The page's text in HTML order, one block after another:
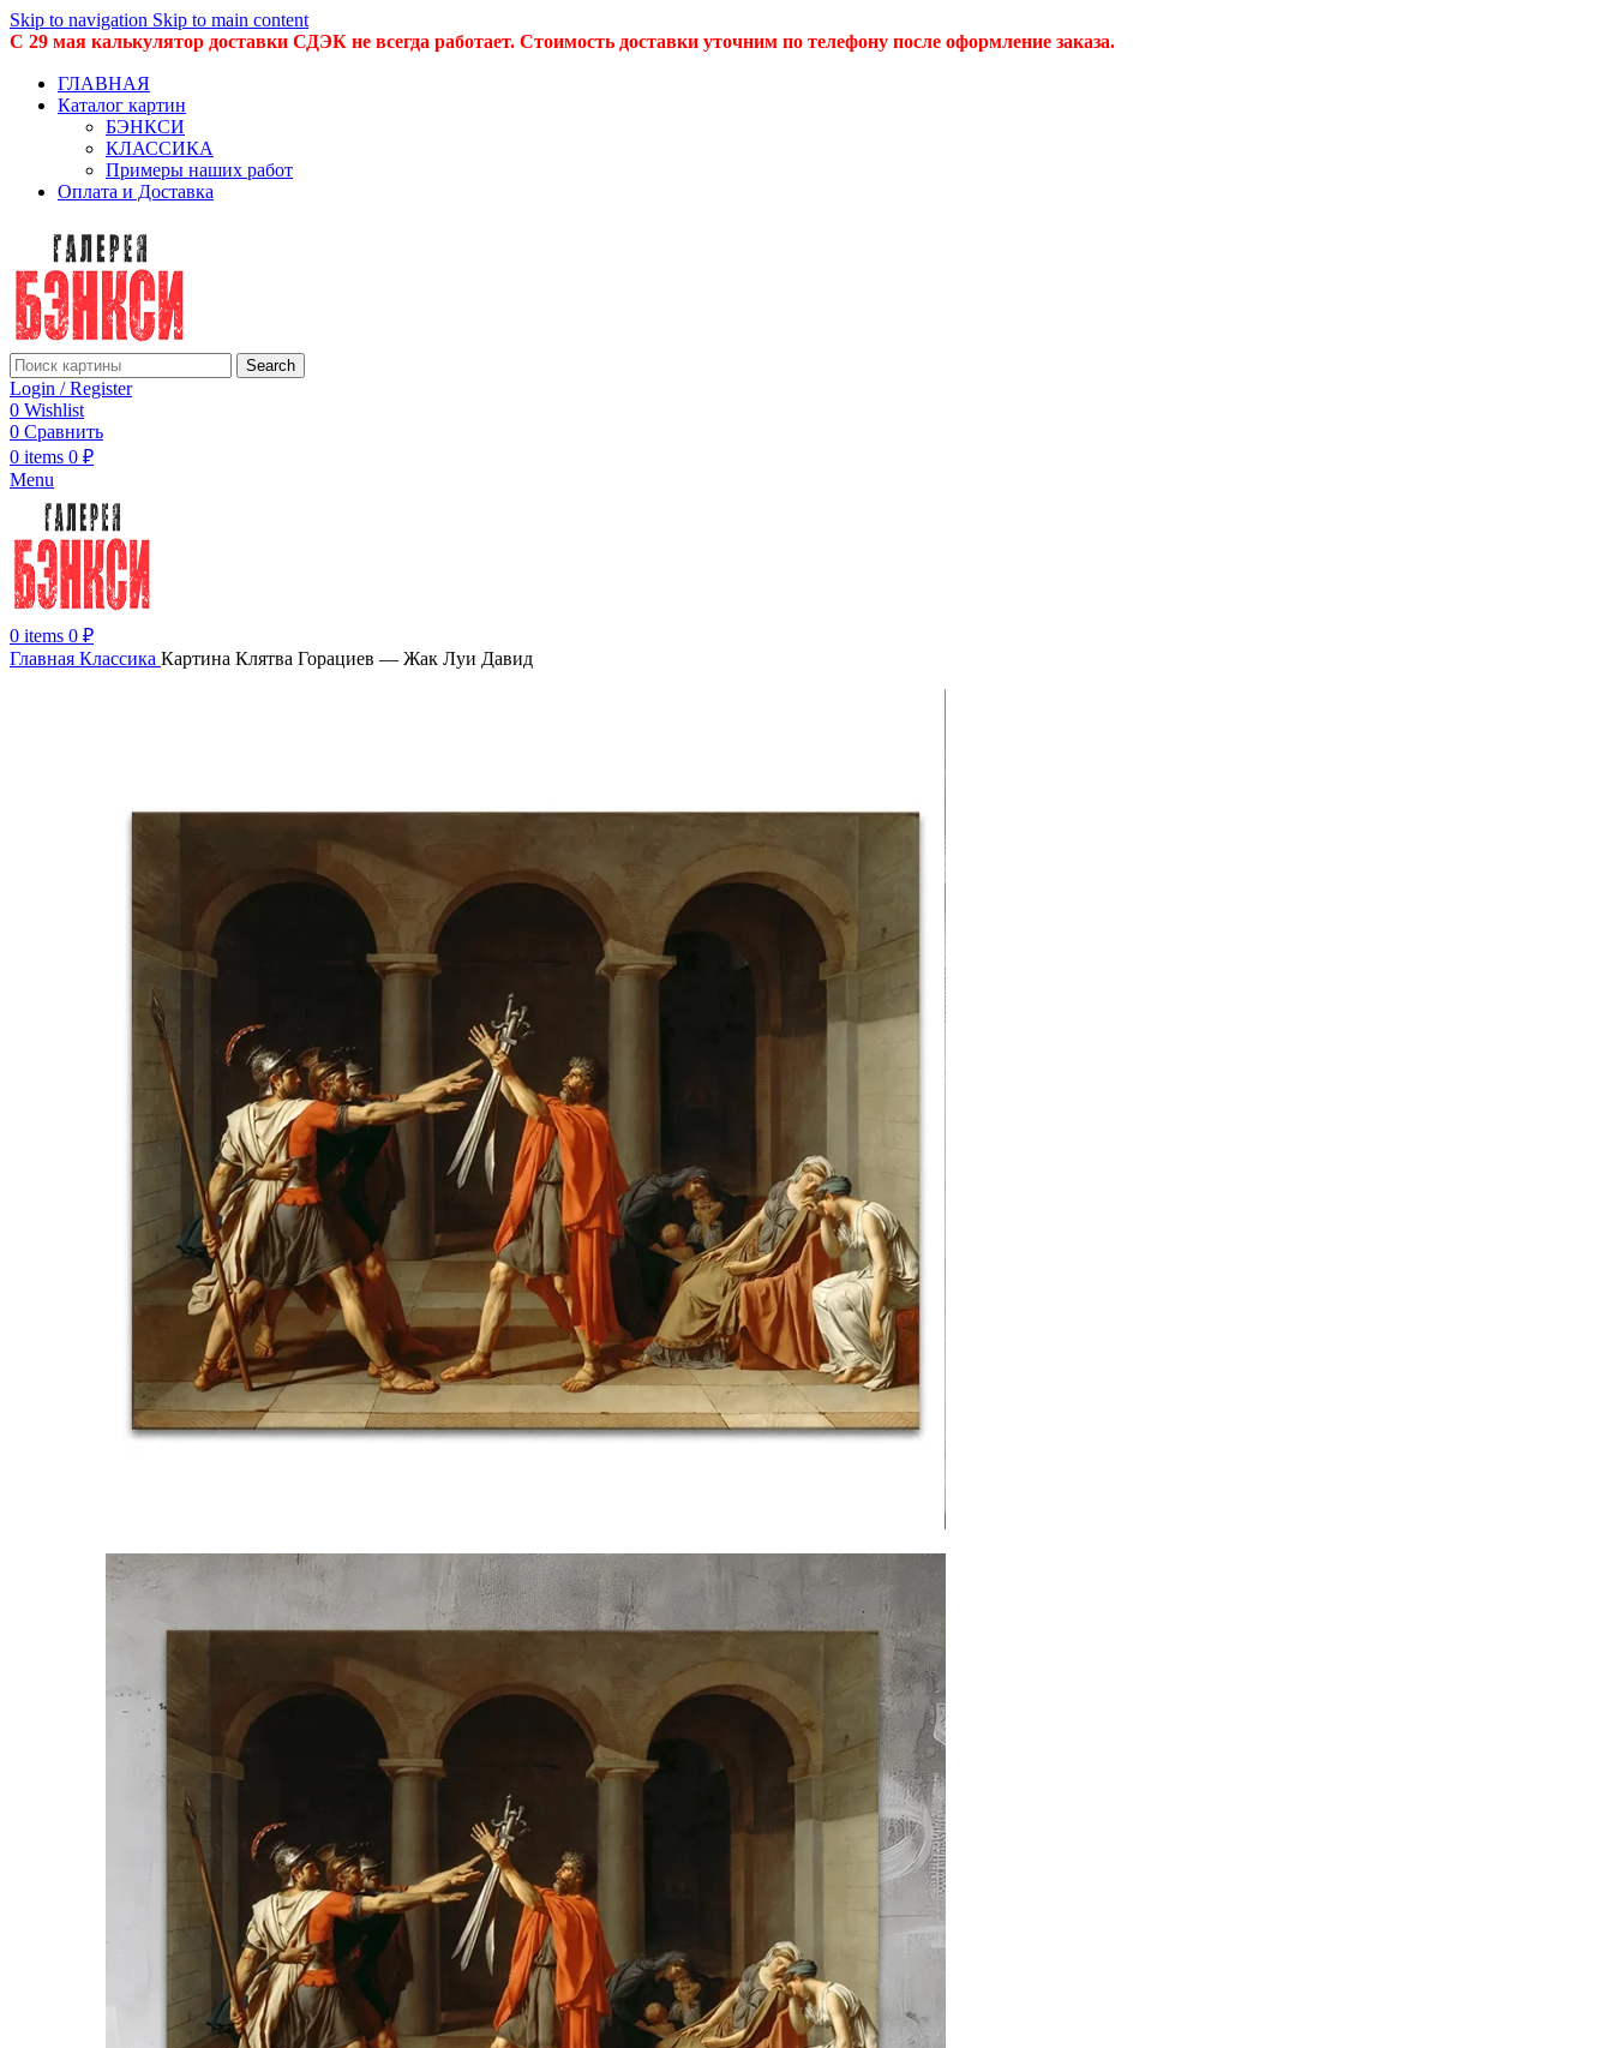
Skip to navigation Skip to main content
С 29 мая калькулятор доставки СДЭК не всегда работает. Стоимость доставки уточним по телефону после оформление заказа.
ГЛАВНАЯ
Каталог картин
БЭНКСИ
КЛАССИКА
Примеры наших работ
Оплата и Доставка
Search
Login / Register
0 Wishlist
0 Сравнить
0 items 0 ₽
Menu
0 items 0 ₽
Главная Классика Картина Клятва Горациев — Жак Луи Давид